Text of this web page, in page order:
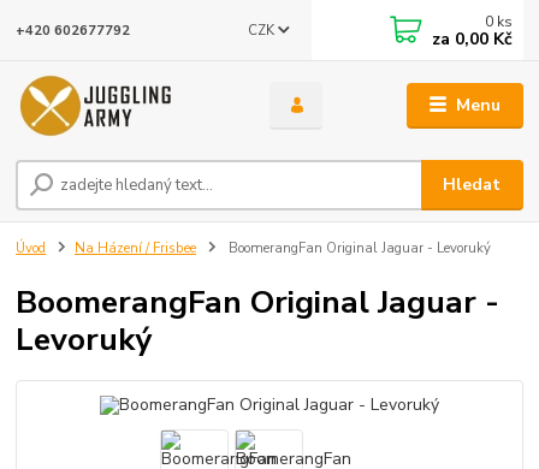
Menu
CZK
Hledat
+420 602677792 0 ks
za 0,00 Kč
Úvod Na Házení / Frisbee BoomerangFan Original Jaguar - Levoruký
BoomerangFan Original Jaguar -
Levoruký